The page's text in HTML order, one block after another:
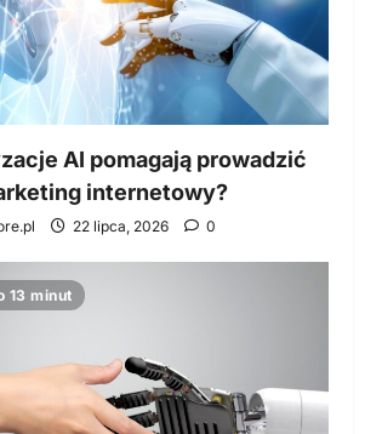
AI pomagają prowadzić
internetowy?
22 lipca, 2026 0
13 minut